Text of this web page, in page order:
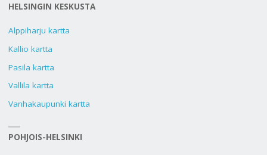
HELSINGIN KESKUSTA
Alppiharju kartta
Kallio kartta
Pasila kartta
Vallila kartta
Vanhakaupunki kartta
POHJOIS-HELSINKI